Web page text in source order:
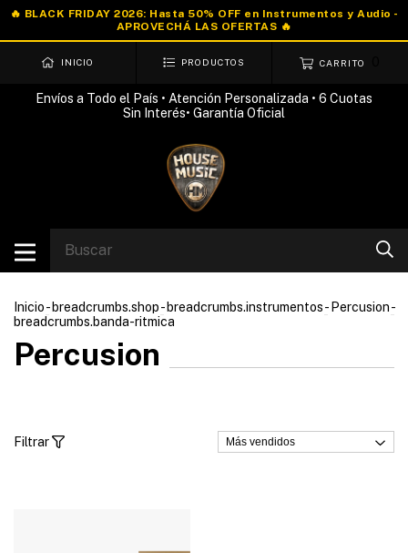
INICIO PRODUCTOS CARRITO
Envíos a Todo el País • Atención Personalizada • 6 Cuotas
Sin Interés• Garantía Oficial
Inicio- breadcrumbs.shop- breadcrumbs.instrumentos- Percusion-
breadcrumbs.banda-ritmica
Percusion
Filtrar